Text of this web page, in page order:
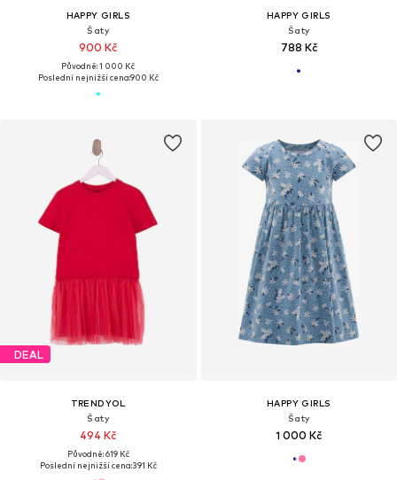
HAPPY GIRLS
Šaty
900 Kč
Původně: 1 000 Kč
Poslední nejnižší cena:900 Kč
HAPPY GIRLS
Šaty
788 Kč
DEAL
TRENDYOL
Šaty
494 Kč
Původně: 619 Kč
Poslední nejnižší cena:391 Kč
HAPPY GIRLS
Šaty
1 000 Kč